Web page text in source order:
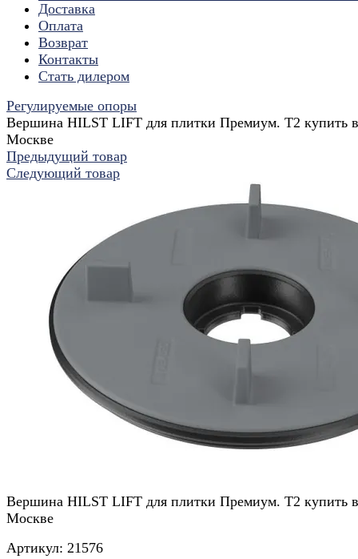
Доставка
Оплата
Возврат
Контакты
Стать дилером
Регулируемые опоры
Вершина HILST LIFT для плитки Премиум. Т2 купить в
Москве
Предыдущий товар
Следующий товар
Вершина HILST LIFT для плитки Премиум. Т2 купить в
Москве
Артикул: 21576